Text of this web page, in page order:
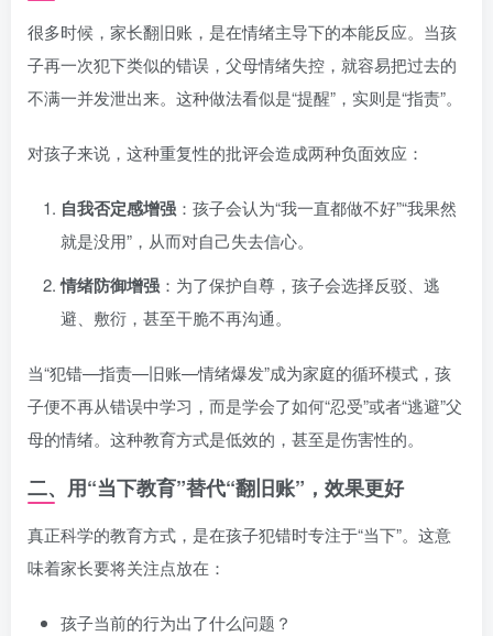
很多时候，家长翻旧账，是在情绪主导下的本能反应。当孩
子再一次犯下类似的错误，父母情绪失控，就容易把过去的
不满一并发泄出来。这种做法看似是“提醒”，实则是“指责”。
对孩子来说，这种重复性的批评会造成两种负面效应：
自我否定感增强 ：孩子会认为“我一直都做不好”“我果然
就是没用”，从而对自己失去信心。
情绪防御增强 ：为了保护自尊，孩子会选择反驳、逃
避、敷衍，甚至干脆不再沟通。
当“犯错—指责—旧账—情绪爆发”成为家庭的循环模式，孩
子便不再从错误中学习，而是学会了如何“忍受”或者“逃避”父
母的情绪。这种教育方式是低效的，甚至是伤害性的。
二、用“当下教育”替代“翻旧账”，效果更好
真正科学的教育方式，是在孩子犯错时专注于“当下”。这意
味着家长要将关注点放在：
孩子当前的行为出了什么问题？